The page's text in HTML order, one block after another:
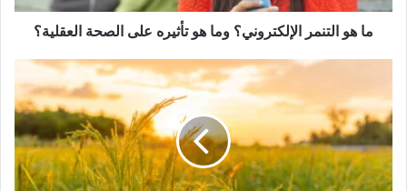
الصحة
العقلية؟
ما هو التنمر الإلكتروني؟ وما هو تأثيره على الصحة العقلية؟
أساسية
قد
تتسبب
في
تدمير